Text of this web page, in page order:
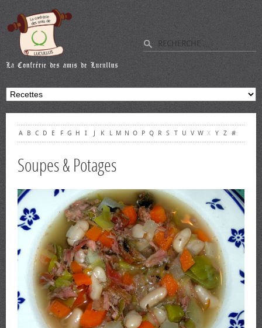
A B C D E F G H I J K L M N O P Q R S T U V W X Y Z #
Soupes & Potages